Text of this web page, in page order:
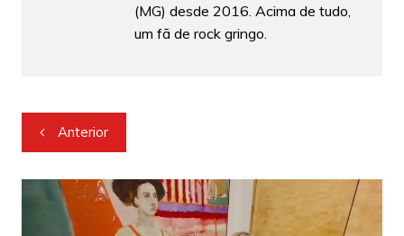
(MG) desde 2016. Acima de tudo,
um fã de rock gringo.
Navegação
de
Post
Anterior